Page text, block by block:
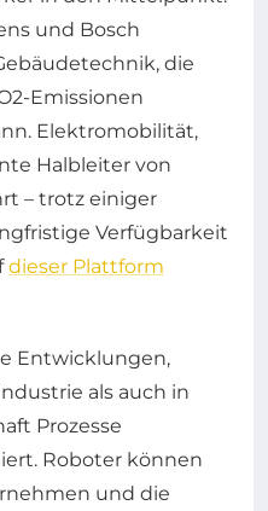
und Bosch
die
Emissionen
Elektromobilität,
Halbleiter von
– trotz einiger
Verfügbarkeit
dieser Plattform
Entwicklungen,
als auch in
Prozesse
Roboter können
und die